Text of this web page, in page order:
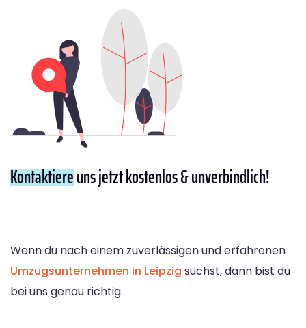
Kontaktiereuns jetzt kostenlos & unverbindlich!
Wenn du nach einem zuverlässigen und erfahrenen
Umzugsunternehmen in Leipzig suchst, dann bist du
bei uns genau richtig.